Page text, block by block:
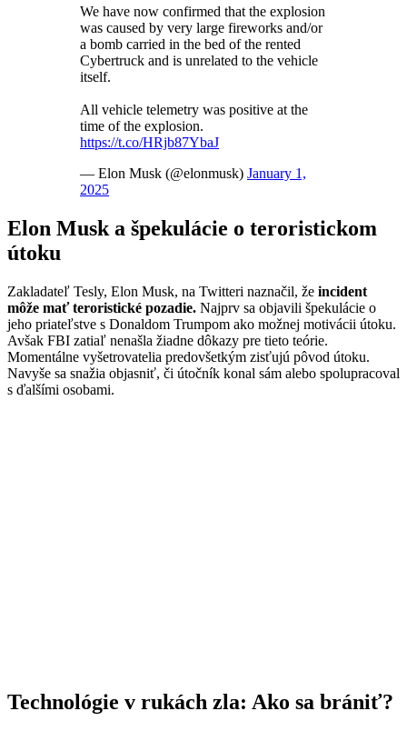
We have now confirmed that the explosion
was caused by very large fireworks and/or
a bomb carried in the bed of the rented
Cybertruck and is unrelated to the vehicle
itself.
All vehicle telemetry was positive at the
time of the explosion.
https://t.co/HRjb87YbaJ
— Elon Musk (@elonmusk) January 1,
2025
Elon Musk a špekulácie o teroristickom
útoku
Zakladateľ Tesly, Elon Musk, na Twitteri naznačil, že incident
môže mať teroristické pozadie. Najprv sa objavili špekulácie o
jeho priateľstve s Donaldom Trumpom ako možnej motivácii útoku.
Avšak FBI zatiaľ nenašla žiadne dôkazy pre tieto teórie.
Momentálne vyšetrovatelia predovšetkým zisťujú pôvod útoku.
Navyše sa snažia objasniť, či útočník konal sám alebo spolupracoval
s ďalšími osobami.
Technológie v rukách zla: Ako sa brániť?